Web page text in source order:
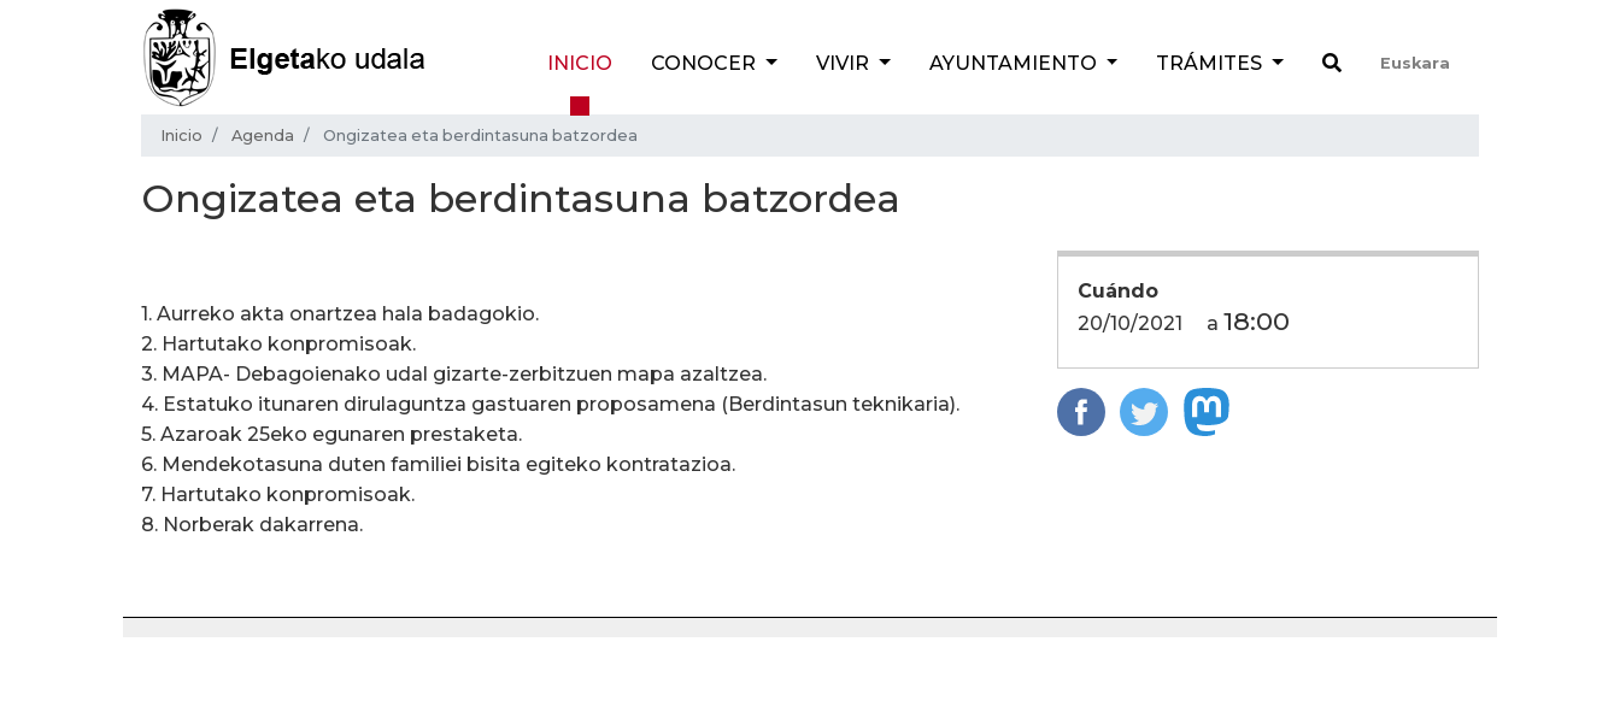
INICIO CONOCER VIVIR AYUNTAMIENTO TRÁMITES Euskara
Inicio Agenda Ongizatea eta berdintasuna batzordea
Ongizatea eta berdintasuna batzordea
Cuándo
20/10/2021
a 18:00
1. Aurreko akta onartzea hala badagokio.
2. Hartutako konpromisoak.
3. MAPA- Debagoienako udal gizarte-zerbitzuen mapa azaltzea.
4. Estatuko itunaren dirulaguntza gastuaren proposamena (Berdintasun teknikaria).
5. Azaroak 25eko egunaren prestaketa.
6. Mendekotasuna duten familiei bisita egiteko kontratazioa.
7. Hartutako konpromisoak.
8. Norberak dakarrena.